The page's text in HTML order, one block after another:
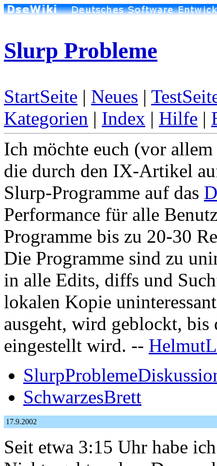
Slurp Probleme
StartSeite | Neues |
Kategorien | Index | Hilfe |
Ich möchte euch (vor
die durch den IX-Artikel
Slurp-Programme auf das
Performance für alle
Programme bis zu 20-30
Die Programme sind zu
in alle Edits, diffs und
lokalen Kopie
ausgeht, wird geblockt, bis
eingestellt wird. --
SchwarzesBrett
17.9.2002
Seit etwa 3:15 Uhr habe